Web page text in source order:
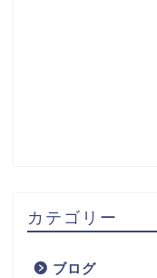
カテゴリー
ブログ